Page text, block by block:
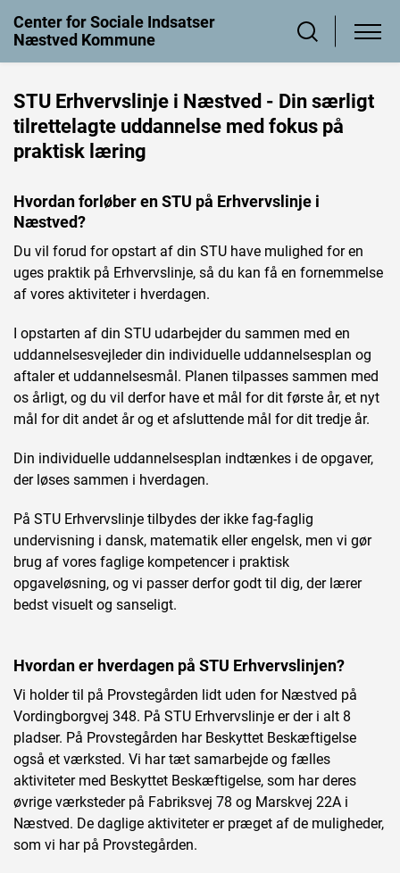
Center for Sociale Indsatser
Næstved Kommune
STU Erhvervslinje i Næstved - Din særligt
tilrettelagte uddannelse med fokus på
praktisk læring
Hvordan forløber en STU på Erhvervslinje i
Næstved?
Du vil forud for opstart af din STU have mulighed for en
uges praktik på Erhvervslinje, så du kan få en fornemmelse
af vores aktiviteter i hverdagen.
I opstarten af din STU udarbejder du sammen med en
uddannelsesvejleder din individuelle uddannelsesplan og
aftaler et uddannelsesmål. Planen tilpasses sammen med
os årligt, og du vil derfor have et mål for dit første år, et nyt
mål for dit andet år og et afsluttende mål for dit tredje år.
Din individuelle uddannelsesplan indtænkes i de opgaver,
der løses sammen i hverdagen.
På STU Erhvervslinje tilbydes der ikke fag-faglig
undervisning i dansk, matematik eller engelsk, men vi gør
brug af vores faglige kompetencer i praktisk
opgaveløsning, og vi passer derfor godt til dig, der lærer
bedst visuelt og sanseligt.
Hvordan er hverdagen på STU Erhvervslinjen?
Vi holder til på Provstegården lidt uden for Næstved på
Vordingborgvej 348. På STU Erhvervslinje er der i alt 8
pladser. På Provstegården har Beskyttet Beskæftigelse
også et værksted. Vi har tæt samarbejde og fælles
aktiviteter med Beskyttet Beskæftigelse, som har deres
øvrige værksteder på Fabriksvej 78 og Marskvej 22A i
Næstved. De daglige aktiviteter er præget af de muligheder,
som vi har på Provstegården.